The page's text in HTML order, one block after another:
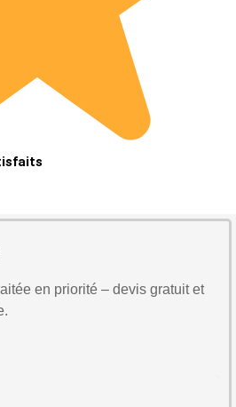
en priorité – devis gratuit et